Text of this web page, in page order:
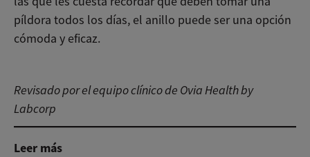
píldora todos los días, el anillo puede ser una opción
cómoda y eficaz.
Revisado por el equipo clínico de Ovia Health by
Labcorp
Leer más